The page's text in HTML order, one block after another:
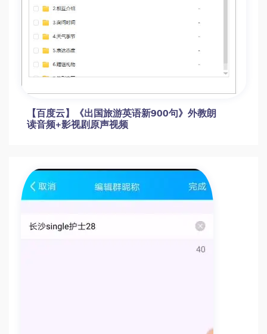
【百度云】《出国旅游英语新900句》外教朗
读音频+影视剧原声视频